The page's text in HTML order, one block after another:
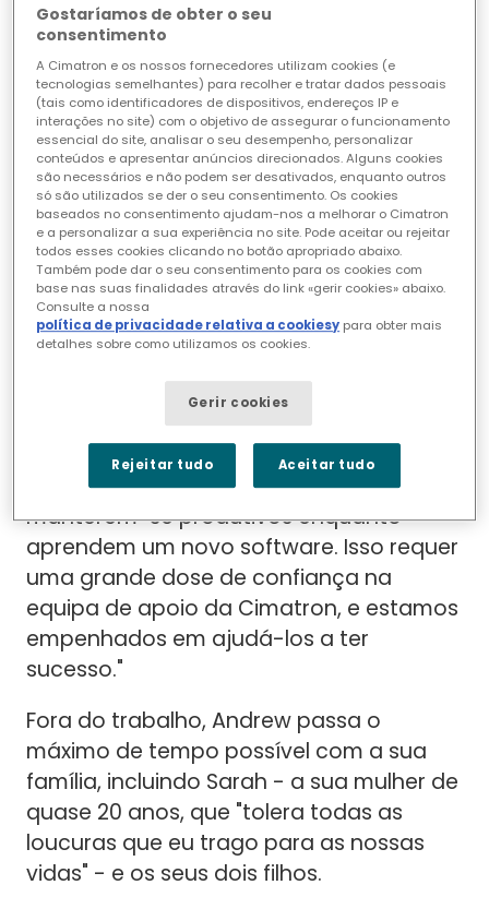
ferramentas de que necessitam para
resolver os problemas que vão surgindo."
Andrew transitou para a sua função de
apoio depois de trabalhar na indústria
transformadora, e a sua experiência
como antigo utilizador do Cimatron dá-
lhe uma perspetiva valiosa. Essa
experiência prática ajuda-o a
compreender a importância de uma
equipa de apoio fiável.
ligação com as pessoas como com a
comunicação do lado técnico das
coisas", explica. "Os novos clientes, por
exemplo, são muitas vezes desafiados a
manterem-se produtivos enquanto
aprendem um novo software. Isso requer
uma grande dose de confiança na
equipa de apoio da Cimatron, e estamos
empenhados em ajudá-los a ter
sucesso."
Fora do trabalho, Andrew passa o
máximo de tempo possível com a sua
família, incluindo Sarah - a sua mulher de
quase 20 anos, que "tolera todas as
loucuras que eu trago para as nossas
vidas" - e os seus dois filhos.
Gostaríamos de obter o seu
consentimento
A Cimatron e os nossos fornecedores utilizam cookies (e
tecnologias semelhantes) para recolher e tratar dados pessoais
(tais como identificadores de dispositivos, endereços IP e
interações no site) com o objetivo de assegurar o funcionamento
essencial do site, analisar o seu desempenho, personalizar
conteúdos e apresentar anúncios direcionados. Alguns cookies
são necessários e não podem ser desativados, enquanto outros
só são utilizados se der o seu consentimento. Os cookies
baseados no consentimento ajudam-nos a melhorar o Cimatron
e a personalizar a sua experiência no site. Pode aceitar ou rejeitar
todos esses cookies clicando no botão apropriado abaixo.
Também pode dar o seu consentimento para os cookies com
base nas suas finalidades através do link «gerir cookies» abaixo.
Consulte a nossa
política de privacidade relativa a cookiesy para obter mais
detalhes sobre como utilizamos os cookies.
Gerir cookies
Rejeitar tudo Aceitar tudo